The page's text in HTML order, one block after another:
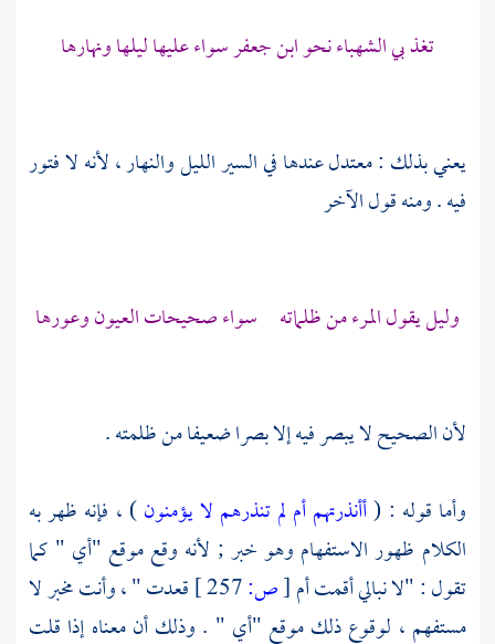
تغذ بي الشهباء نحو ابن جعفر سواء عليها ليلها ونهارها
يعني بذلك : معتدل عندها في السير الليل والنهار ، لأنه لا فتور
فيه . ومنه قول الآخر
وليل يقول المرء من ظلماته سواء صحيحات العيون وعورها
لأن الصحيح لا يبصر فيه إلا بصرا ضعيفا من ظلمته .
وأما قوله : (أأنذرتهم أم لم تنذرهم لا يؤمنون) ، فإنه ظهر به
الكلام ظهور الاستفهام وهو خبر ; لأنه وقع موقع "أي " كما
تقول : "لا نبالي أقمت أم[ص:
قعدت " ، وأنت مخبر لا
مستفهم ، لوقوع ذلك موقع "أي " . وذلك أن معناه إذا قلت